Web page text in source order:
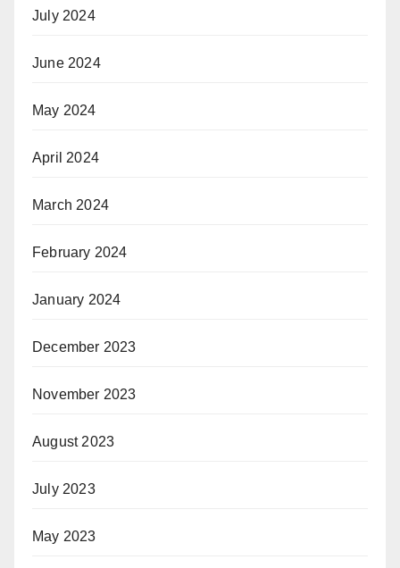
July 2024
June 2024
May 2024
April 2024
March 2024
February 2024
January 2024
December 2023
November 2023
August 2023
July 2023
May 2023